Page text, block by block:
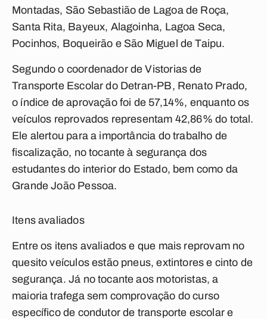
Montadas, São Sebastião de Lagoa de Roça,
Santa Rita, Bayeux, Alagoinha, Lagoa Seca,
Pocinhos, Boqueirão e São Miguel de Taipu.
Segundo o coordenador de Vistorias de
Transporte Escolar do Detran-PB, Renato Prado,
o índice de aprovação foi de 57,14%, enquanto os
veículos reprovados representam 42,86% do total.
Ele alertou para a importância do trabalho de
fiscalização, no tocante à segurança dos
estudantes do interior do Estado, bem como da
Grande João Pessoa.
Itens avaliados
Entre os itens avaliados e que mais reprovam no
quesito veículos estão pneus, extintores e cinto de
segurança. Já no tocante aos motoristas, a
maioria trafega sem comprovação do curso
específico de condutor de transporte escolar e